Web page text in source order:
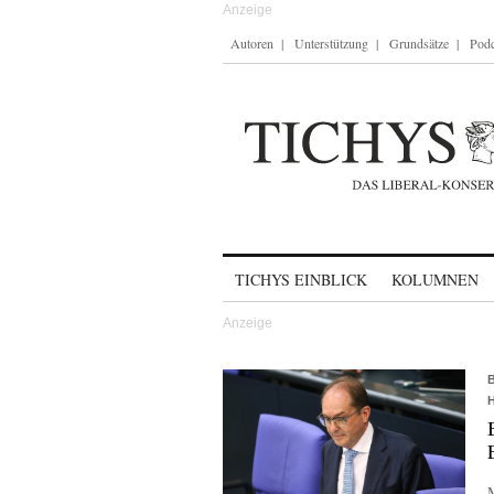
Autoren Unterstützung Grundsätze
TICHYS EINBLICK KOLUMNEN